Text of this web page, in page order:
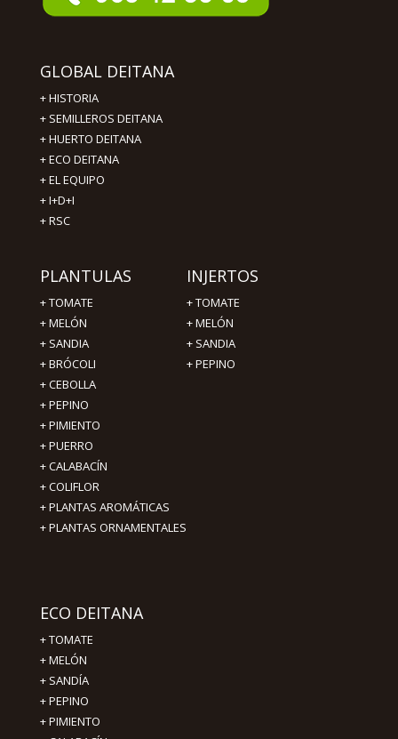
GLOBAL DEITANA
+HISTORIA
+ SEMILLEROS DEITANA
+HUERTO DEITANA
+ECO DEITANA
+EL EQUIPO
+I+D+I
+RSC
PLANTULAS
+TOMATE
+MELÓN
+ SANDIA
+BRÓCOLI
+CEBOLLA
+PEPINO
+PIMIENTO
+ PUERRO
+ CALABACÍN
+ COLIFLOR
+ PLANTAS AROMÁTICAS
+ PLANTAS ORNAMENTALES
INJERTOS
+TOMATE
+MELÓN
+ SANDIA
+PEPINO
ECO DEITANA
+TOMATE
+MELÓN
+ SANDÍA
+PEPINO
+PIMIENTO